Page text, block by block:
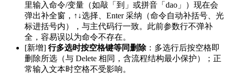
里输入命令/变量（如敲「到」或拼音「dao」）现在会
弹出补全窗，↑↓选择、Enter 采纳（命令自动补括号、光
标进括号内），与主代码行一致。此前参数行不弹补
全，容易误以为命令不存在。
[新增] 行多选时按空格键等同删除：多选行后按空格即
删除所选（与 Delete 相同，含流程结构最小保护）；正
常输入文本时空格不受影响。